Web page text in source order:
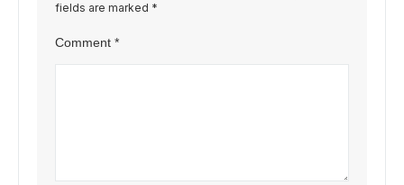
fields are marked *
Comment *